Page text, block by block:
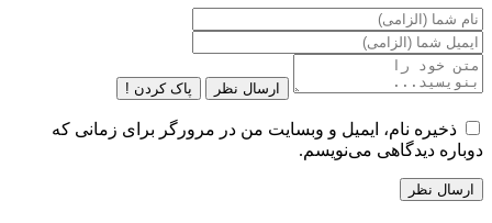
ارسال نظر پاک کردن !
ذخیره نام، ایمیل و وبسایت من در مرورگر برای زمانی که
دوباره دیدگاهی می‌نویسم.